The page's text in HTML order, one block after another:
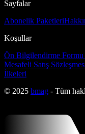
Sayfalar
Abonelik Paketleri
Koşullar
Ön Bilgilendirme Formu
Mesafeli Satış
İlkeleri
© 2025 bmag - Tüm